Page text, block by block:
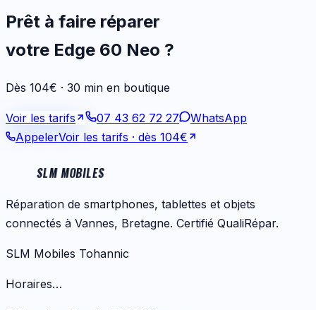
Prêt à faire réparer
votre Edge 60 Neo ?
Dès 104€ · 30 min en boutique
Voir les tarifs 07 43 62 72 27
WhatsApp
AppelerVoir les tarifs · dès 104€
SLM MOBILES
Réparation de smartphones, tablettes et objets
connectés à Vannes, Bretagne. Certifié QualiRépar.
SLM Mobiles Tohannic
Horaires…